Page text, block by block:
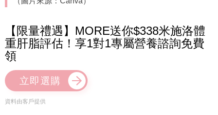
【限量禮遇】MORE送你$338米施洛體
重肝脂評估！享1對1專屬營養諮詢免費
領
立即選購
資料由客戶提供